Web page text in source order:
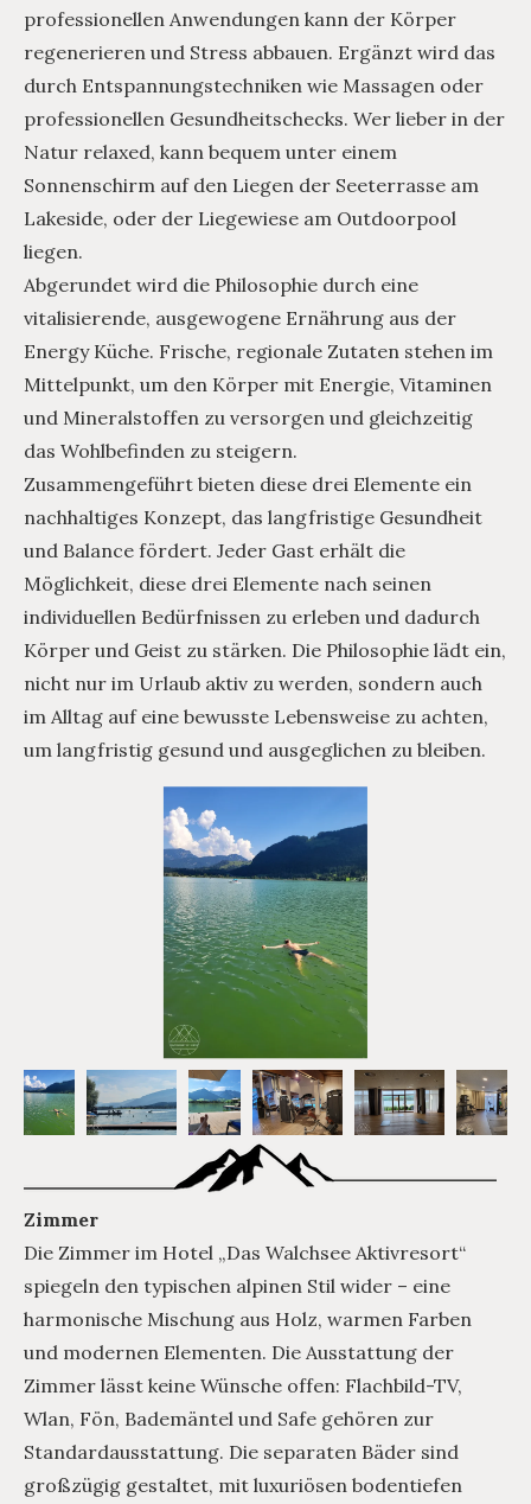
professionellen Anwendungen kann der Körper
regenerieren und Stress abbauen. Ergänzt wird das
durch Entspannungstechniken wie Massagen oder
professionellen Gesundheitschecks. Wer lieber in der
Natur relaxed, kann bequem unter einem
Sonnenschirm auf den Liegen der Seeterrasse am
Lakeside, oder der Liegewiese am Outdoorpool
liegen.
Abgerundet wird die Philosophie durch eine
vitalisierende, ausgewogene Ernährung aus der
Energy Küche. Frische, regionale Zutaten stehen im
Mittelpunkt, um den Körper mit Energie, Vitaminen
und Mineralstoffen zu versorgen und gleichzeitig
das Wohlbefinden zu steigern.
Zusammengeführt bieten diese drei Elemente ein
nachhaltiges Konzept, das langfristige Gesundheit
und Balance fördert. Jeder Gast erhält die
Möglichkeit, diese drei Elemente nach seinen
individuellen Bedürfnissen zu erleben und dadurch
Körper und Geist zu stärken. Die Philosophie lädt ein,
nicht nur im Urlaub aktiv zu werden, sondern auch
im Alltag auf eine bewusste Lebensweise zu achten,
um langfristig gesund und ausgeglichen zu bleiben.
Zimmer
Die Zimmer im Hotel „Das Walchsee Aktivresort“
spiegeln den typischen alpinen Stil wider – eine
harmonische Mischung aus Holz, warmen Farben
und modernen Elementen. Die Ausstattung der
Zimmer lässt keine Wünsche offen: Flachbild-TV,
Wlan, Fön, Bademäntel und Safe gehören zur
Standardausstattung. Die separaten Bäder sind
großzügig gestaltet, mit luxuriösen bodentiefen